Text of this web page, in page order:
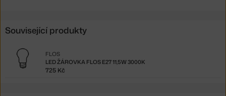
Související produkty
LED ŽÁROVKA FLOS E27 11,5W 3000K
FLOS
725 Kč